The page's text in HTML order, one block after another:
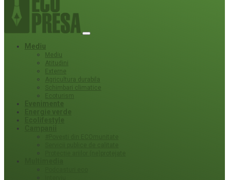
Mediu
Mediu
Atitudini
Externe
Agricultura durabila
Schimbari climatice
Ecoturism